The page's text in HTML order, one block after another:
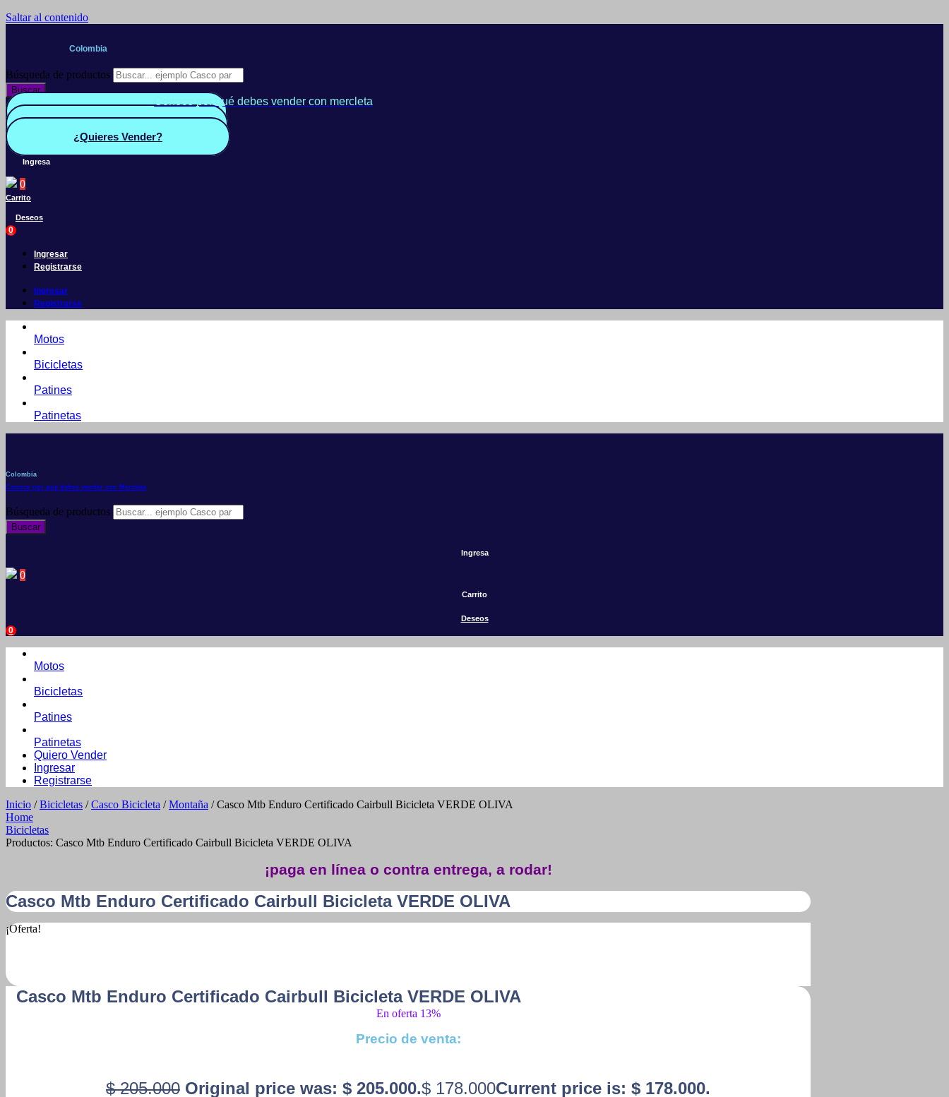
Saltar al contenido
Colombia
Búsqueda de productos
Buscar
Conoce por qué debes vender con mercleta
¿Quieres Vender?
Ingresa
0
Carrito
Deseos
0
Ingresar
Registrarse
Ingresar
Registrarse
Motos
Bicicletas
Patines
Patinetas
Colombia
Conoce por qué debes vender con Mercleta
Búsqueda de productos
Buscar
Ingresa
0
Carrito
Deseos
0
Motos
Bicicletas
Patines
Patinetas
Quiero Vender
Ingresar
Registrarse
Inicio /Bicicletas /Casco Bicicleta /Montaña / Casco Mtb Enduro Certificado Cairbull Bicicleta VERDE OLIVA
Home
Bicicletas
Productos: Casco Mtb Enduro Certificado Cairbull Bicicleta VERDE OLIVA
¡paga en línea o contra entrega, a rodar!
Casco Mtb Enduro Certificado Cairbull Bicicleta VERDE OLIVA
¡Oferta!
Casco Mtb Enduro Certificado Cairbull Bicicleta VERDE OLIVA
En oferta 13%
Precio de venta:
$205.000 Original price was: $ 205.000.$ 178.000Current price is: $ 178.000.